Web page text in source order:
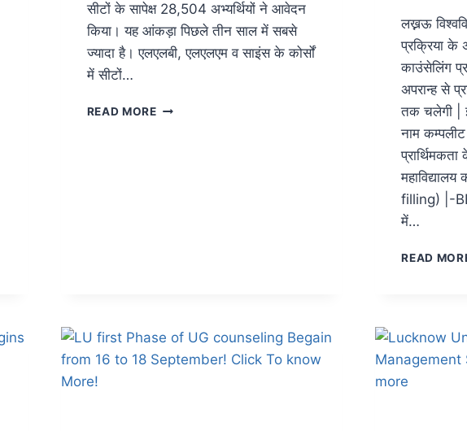
सीटों के सापेक्ष 28,504 अभ्यर्थियों ने आवेदन
किया। यह आंकड़ा पिछले तीन साल में सबसे
ज्यादा है। एलएलबी, एलएलएम व साइंस के कोर्सों
में सीटों…
READ MORE
लख्नऊ
प्रक्रिया के
काउंसेलिंग
अपरान्ह से
तक चलेगी |
नाम
filling) |-
में…
READ